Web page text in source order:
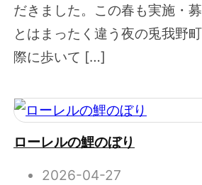
だきました。この春も実施・
とはまったく違う夜の兎我野
際に歩いて […]
ローレルの鯉のぼり
2026-04-27